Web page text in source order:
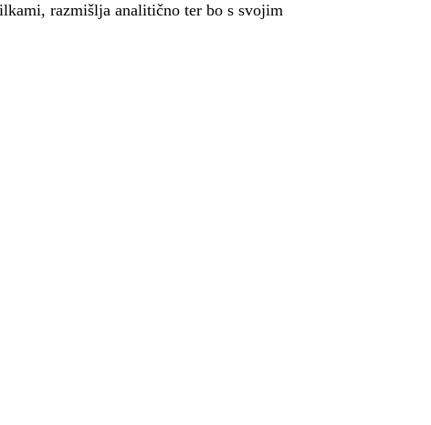
razmišlja analitično ter bo s svojim